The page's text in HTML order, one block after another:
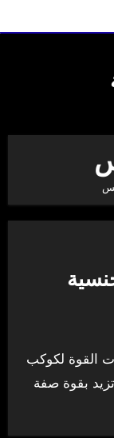
القوة لكوكب
بقوة صفة